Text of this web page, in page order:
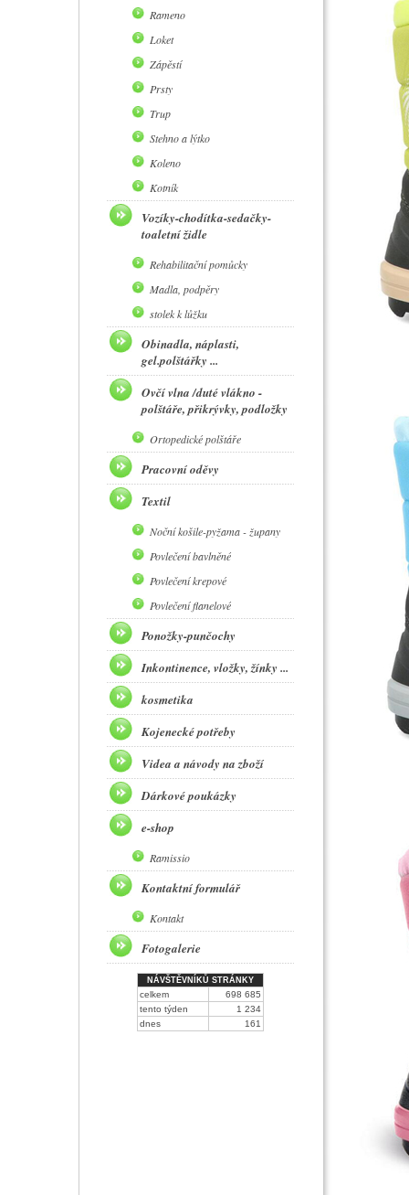
Rameno
Loket
Zápěstí
Prsty
Trup
Stehno a lýtko
Koleno
Kotník
Vozíky-chodítka-sedačky-
toaletní židle
Rehabilitační pomůcky
Madla, podpěry
stolek k lůžku
Obinadla, náplasti,
gel.polštářky ...
Ovčí vlna /duté vlákno -
polštáře, přikrývky, podložky
Ortopedické polštáře
Pracovní oděvy
Textil
Noční košile-pyžama - župany
Povlečení bavlněné
Povlečení krepové
Povlečení flanelové
Ponožky-punčochy
Inkontinence, vložky, žínky ...
kosmetika
Kojenecké potřeby
Videa a návody na zboží
Dárkové poukázky
e-shop
Ramissio
Kontaktní formulář
Kontakt
Fotogalerie
NÁVŠTĚVNÍKŮ STRÁNKY
celkem
698 685
tento týden
1 234
dnes
161